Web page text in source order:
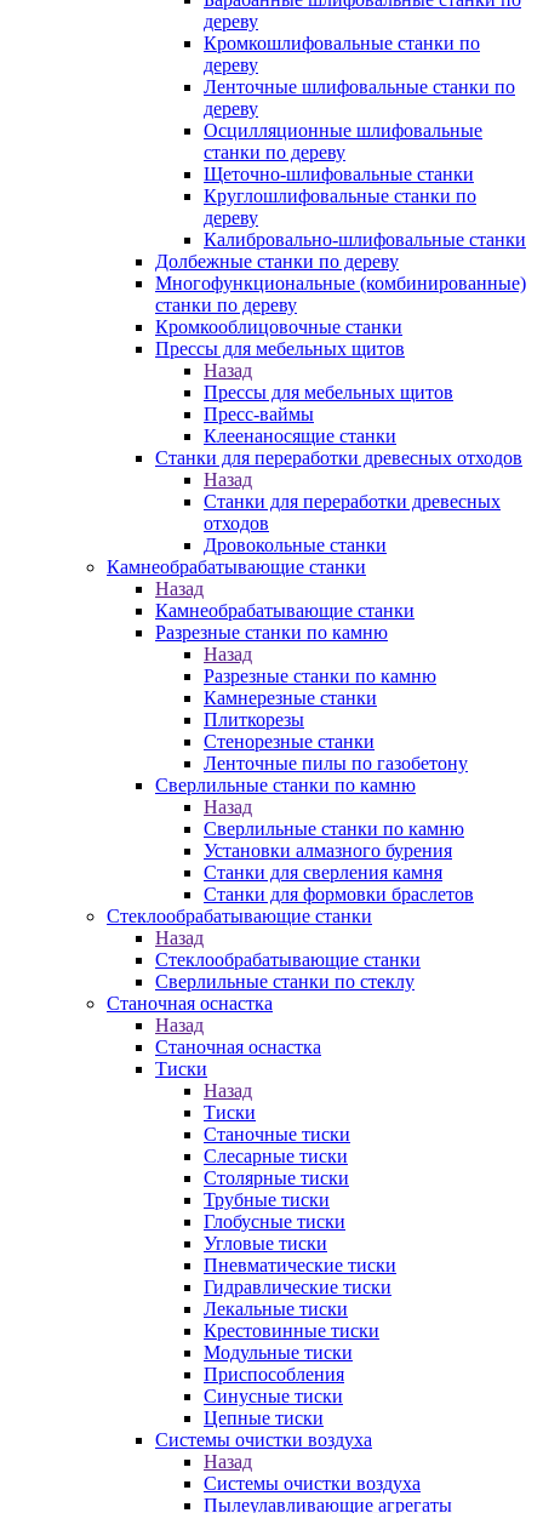
дереву
Кромкошлифовальные станки по
дереву
Ленточные шлифовальные станки по
дереву
Осцилляционные шлифовальные
станки по дереву
Щеточно-шлифовальные станки
Круглошлифовальные станки по
дереву
Калибровально-шлифовальные станки
Долбежные станки по дереву
Многофункциональные (комбинированные)
станки по дереву
Кромкооблицовочные станки
Прессы для мебельных щитов
Назад
Прессы для мебельных щитов
Пресс-ваймы
Клеенаносящие станки
Станки для переработки древесных отходов
Назад
Станки для переработки древесных
отходов
Дровокольные станки
Камнеобрабатывающие станки
Назад
Камнеобрабатывающие станки
Разрезные станки по камню
Назад
Разрезные станки по камню
Камнерезные станки
Плиткорезы
Стенорезные станки
Ленточные пилы по газобетону
Сверлильные станки по камню
Назад
Сверлильные станки по камню
Установки алмазного бурения
Станки для сверления камня
Станки для формовки браслетов
Стеклообрабатывающие станки
Назад
Стеклообрабатывающие станки
Сверлильные станки по стеклу
Станочная оснастка
Назад
Станочная оснастка
Тиски
Назад
Тиски
Станочные тиски
Слесарные тиски
Столярные тиски
Трубные тиски
Глобусные тиски
Угловые тиски
Пневматические тиски
Гидравлические тиски
Лекальные тиски
Крестовинные тиски
Модульные тиски
Приспособления
Синусные тиски
Цепные тиски
Системы очистки воздуха
Назад
Системы очистки воздуха
Пылеулавливающие агрегаты